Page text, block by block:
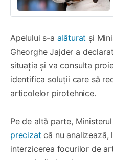
Apelului s-a alăturat și
Gheorghe Jajder a
situația și va consulta
identifica soluții care să
articolelor pirotehnice.
Pe de altă parte,
precizat că nu analizează,
interzicerea focurilor de